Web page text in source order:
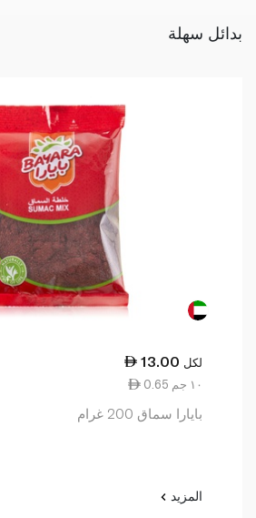
بدائل سهلة
13.00 لكل
0.65 ١٠ جم
بايارا سماق 200 غرام
المزيد